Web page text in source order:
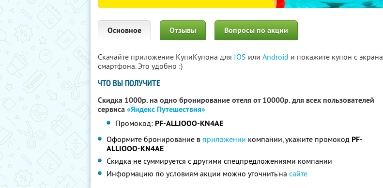
Основное Отзывы Вопросы по акции
Скачайте приложение КупиКупона для IOS или Android и покажите купон с экрана
смартфона. Это удобно :)
ЧТО ВЫ ПОЛУЧИТЕ
Скидка 1000р. на одно бронирование отеля от 10000р. для всех пользователей
сервиса«Яндекс Путешествия»
Промокод: PF-ALLIOOO-KN4AE
Оформите бронирование в приложении компании, укажите промокод PF-
ALLIOOO-KN4AE
Скидка не суммируется с другими спецпредложениями компании
Информацию по условиям акции можно уточнить на сайте